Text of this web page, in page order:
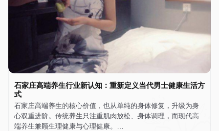
石家庄高端养生行业新认知：重新定义当代男士健康生活方
式
石家庄高端养生的核心价值，也从单纯的身体修复，升级为身
心双重进阶。传统养生只注重肌肉放松、身体调理，而现代高
端养生兼顾生理健康与心理健康。…